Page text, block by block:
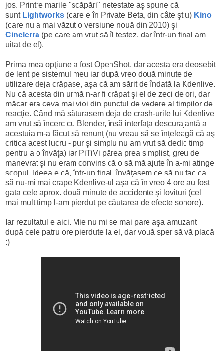
jos. Printre marile "scăpări" netestate aş spune că
sunt Lightworks (care e în Private Beta, din câte ştiu) Kino
(care nu a mai văzut o versiune nouă din 2010) şi
Cinelerra (pe care am vrut să îl testez, dar într-un final am
uitat de el).
Prima mea opţiune a fost OpenShot, dar acesta era deosebit
de lent pe sistemul meu iar după vreo două minute de
utilizare deja crăpase, aşa că am sărit de îndată la Kdenlive.
Nu că acesta din urmă n-ar fi crăpat şi el de zeci de ori, dar
măcar era ceva mai vioi din punctul de vedere al timpilor de
reacţie. Când mă săturasem deja de crash-urile lui Kdenlive
am vrut să încerc cu Blender, însă interfaţa descurajantă a
acestuia m-a făcut să renunţ (nu vreau să se înţeleagă că aş
critica acest lucru - pur şi simplu nu am vrut să dedic timp
pentru a o învăţa) iar PiTiVi părea prea simplist, greu de
manevrat şi nu eram convins că o să mă ajute în a-mi atinge
scopul. Ideea e că, într-un final, învăţasem ce să nu fac ca
să nu-mi mai crape Kdenlive-ul aşa că în vreo 4 ore au fost
gata cele aprox. două minute de accidente şi lovituri (cel
mai mult timp l-am pierdut pe căutarea de efecte sonore).
Iar rezultatul e aici. Mie nu mi se mai pare aşa amuzant
după cele patru ore pierdute la el, dar vouă sper să vă placă
:)